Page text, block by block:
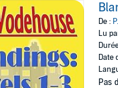
De :
Lu
Date
Pas